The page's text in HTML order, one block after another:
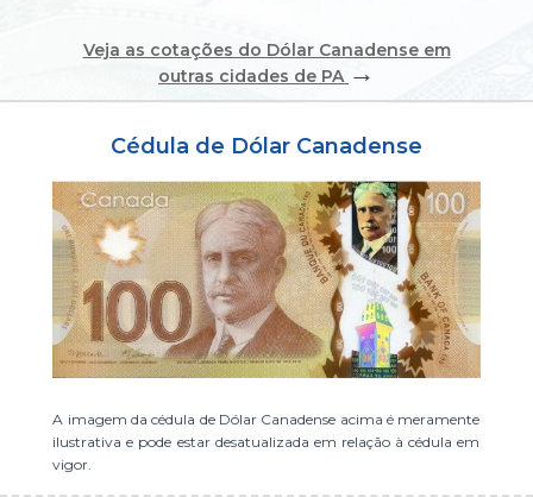
ou cadastre-se se ainda não tem registro:
Veja as cotações do Dólar Canadense em
outras cidades de PA →
Cédula de Dólar Canadense
A imagem da cédula de Dólar Canadense acima é meramente
ilustrativa e pode estar desatualizada em relação à cédula em
vigor.